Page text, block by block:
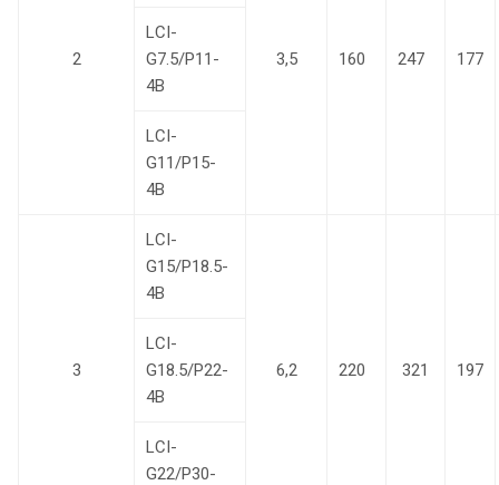
2 3,5 160 247 177
LCI-
G7.5/P11-
4B
LCI-
G11/P15-
4B
3
LCI-
G15/P18.5-
4B
6,2 220 321 197
LCI-
G18.5/P22-
4B
LCI-
G22/P30-